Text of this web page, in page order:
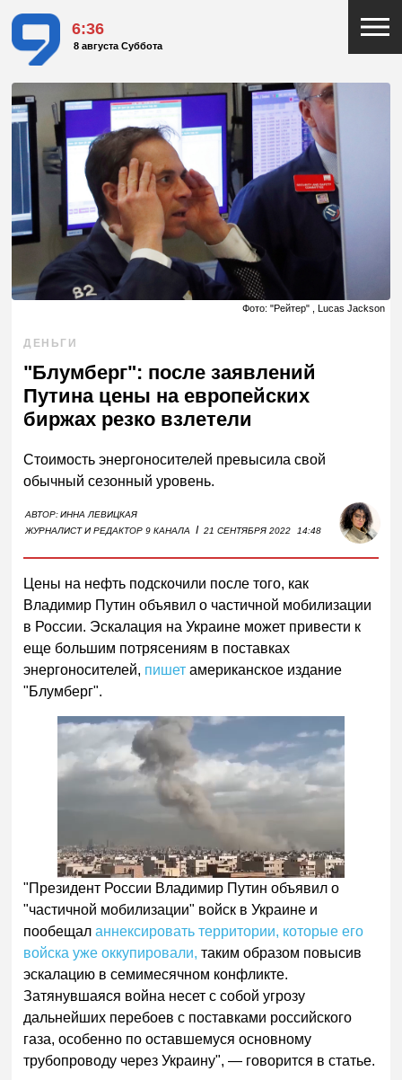
6:36
8 августа Суббота
Фото: "Рейтер" , Lucas Jackson
ДЕНЬГИ
"Блумберг": после заявлений
Путина цены на европейских
биржах резко взлетели
Стоимость энергоносителей превысила свой
обычный сезонный уровень.
АВТОР:ИННА ЛЕВИЦКАЯ
ЖУРНАЛИСТ И РЕДАКТОР 9 КАНАЛА
I 21 СЕНТЯБРЯ 2022 14:48
Цены на нефть подскочили после того, как
Владимир Путин объявил о частичной мобилизации
в России. Эскалация на Украине может привести к
еще большим потрясениям в поставках
энергоносителей, пишет американское издание
"Блумберг".
"Президент России Владимир Путин объявил о
"частичной мобилизации" войск в Украине и
пообещаланнексировать территории, которые его
войска уже оккупировали, таким образом повысив
эскалацию в семимесячном конфликте.
Затянувшаяся война несет с собой угрозу
дальнейших перебоев с поставками российского
газа, особенно по оставшемуся основному
трубопроводу через Украину", — говорится в статье.